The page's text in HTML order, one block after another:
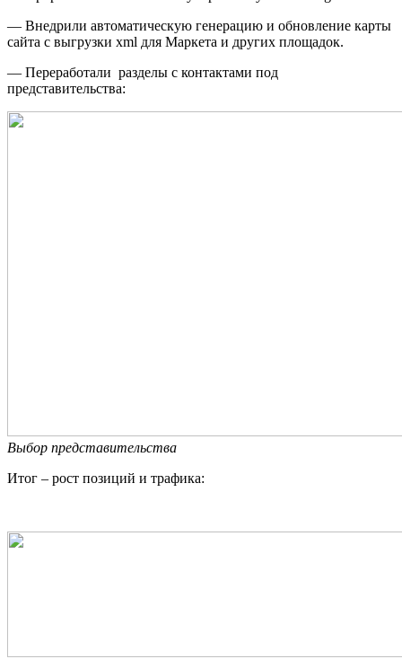
— Внедрили автоматическую генерацию и обновление карты
сайта с выгрузки xml для Маркета и других площадок.
— Переработали разделы с контактами под
представительства:
Выбор представительства
Итог – рост позиций и трафика: